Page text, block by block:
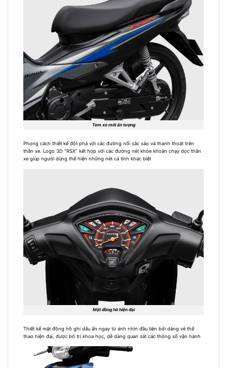
Tem xe mới ấn tượng
Phong cách thiết kế đột phá với các đường nổi sắc sảo và thanh thoát trên
thân xe. Logo 3D “RSX” kết hợp với các đường nét khỏe khoắn chạy dọc thân
xe giúp người dùng thể hiện những nét cá tính khác biệt
Mặt đồng hồ hiện đại
Thiết kế mặt đồng hồ ghi dấu ấn ngay từ ánh nhìn đầu tiên bởi dáng vẻ thể
thao hiện đại, được bố trí khoa học, dễ dàng quan sát các thông số vận hành